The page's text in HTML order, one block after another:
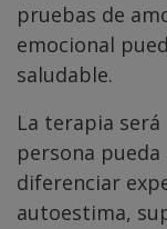
pruebas de
emocional
saludable.
La terapia
persona
diferenciar
autoestima,